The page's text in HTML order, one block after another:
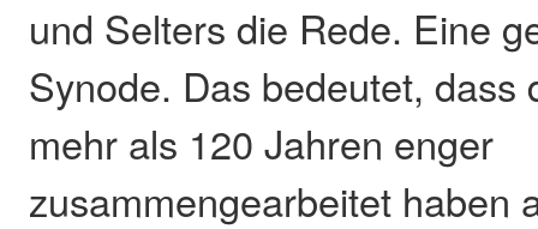
und Selters die Rede. Eine
Synode. Das bedeutet, dass
mehr als 120 Jahren enger
zusammengearbeitet haben